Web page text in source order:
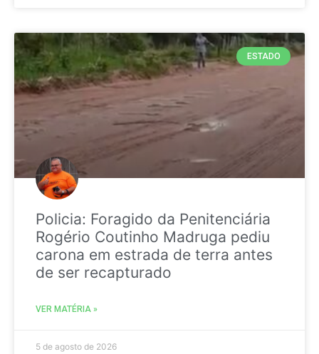
ESTADO
Policia: Foragido da Penitenciária
Rogério Coutinho Madruga pediu
carona em estrada de terra antes
de ser recapturado
VER MATÉRIA »
5 de agosto de 2026